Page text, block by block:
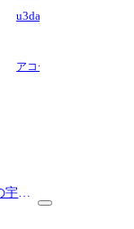
u3danchou Guitar TAB
アコースティックギター,
宙